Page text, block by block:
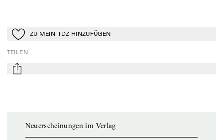
Zu Mein-TdZ hinzufügen
ZU MEIN-TDZ HINZUFÜGEN
TEILEN:
mail
Neuerscheinungen im Verlag